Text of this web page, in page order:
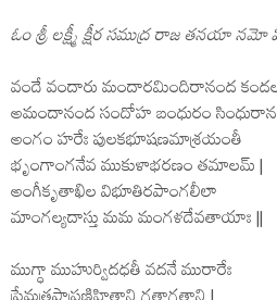
ఓం శ్రీ లక్ష్మీ క్షీర సముద్ర రాజ తనయా నమో
వందే వందారు మందారమిందిరానంద
అమందానంద సందోహ బంధురం
అంగం హరేః పులకభూషణమాశ్రయంతీ
భృంగాంగనేవ ముకుళాభరణం తమాలమ్ |
అంగీకృతాఖిల విభూతిరపాంగలీలా
మాంగల్యదాస్తు మమ మంగళదేవతాయాః ||
ముగ్ధా ముహుర్విదధతీ వదనే మురారేః